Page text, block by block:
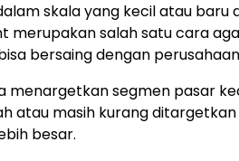
skala yang kecil atau baru
merupakan salah satu cara
bersaing dengan
menargetkan segmen pasar
atau masih kurang
besar.